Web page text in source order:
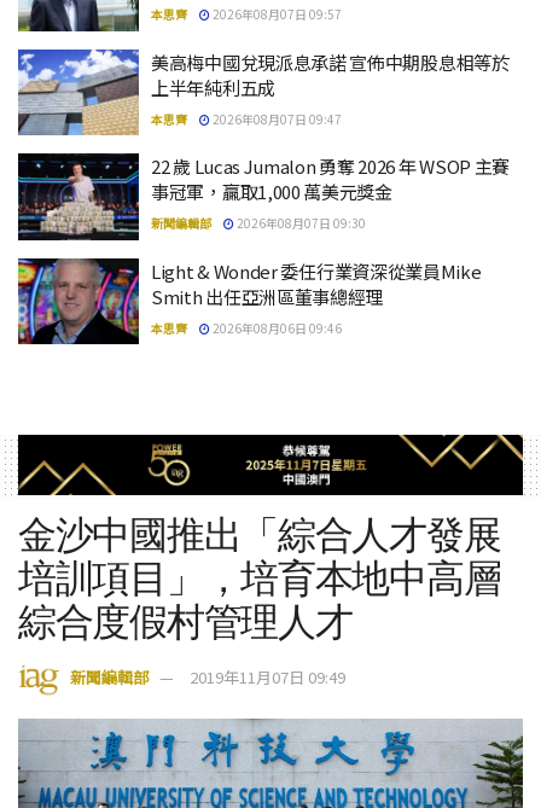
本思齊 2026年08月07日 09:57
美高梅中國兌現派息承諾 宣佈中期股息相等於
上半年純利五成
本思齊 2026年08月07日 09:47
22 歲 Lucas Jumalon 勇奪 2026 年 WSOP 主賽
事冠軍，贏取1,000 萬美元獎金
新聞編輯部 2026年08月07日 09:30
Light & Wonder 委任行業資深從業員Mike
Smith 出任亞洲區董事總經理
本思齊 2026年08月06日 09:46
金沙中國推出「綜合人才發展
培訓項目」，培育本地中高層
綜合度假村管理人才
新聞編輯部 2019年11月07日 09:49